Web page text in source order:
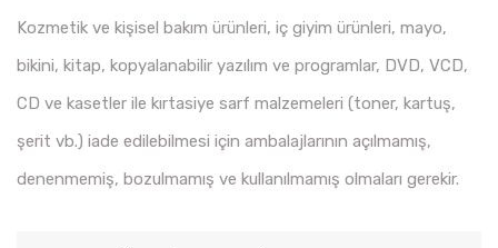
Kozmetik ve kişisel bakım ürünleri, iç giyim ürünleri, mayo,
bikini, kitap, kopyalanabilir yazılım ve programlar, DVD, VCD,
CD ve kasetler ile kırtasiye sarf malzemeleri (toner, kartuş,
şerit vb.) iade edilebilmesi için ambalajlarının açılmamış,
denenmemiş, bozulmamış ve kullanılmamış olmaları gerekir.